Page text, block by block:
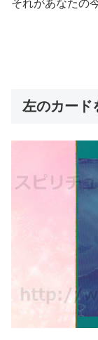
それがあなたの
左のカード